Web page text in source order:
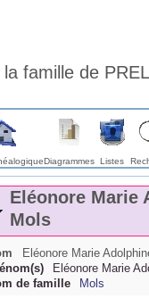
famille de
Diagrammes Listes
Eléonore Marie
Mols
Eléonore Marie
Eléonore Marie
de famille
Mols